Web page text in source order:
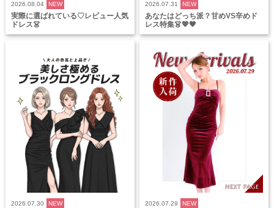
2026.08.04 NEW
実際に選ばれている♡レビュー人気
ドレス👗
2026.07.31 NEW
あなたはどっち派？甘めVS辛めド
レス特集👗💖🖤
2026.07.30 NEW 2026.07.29 NEW